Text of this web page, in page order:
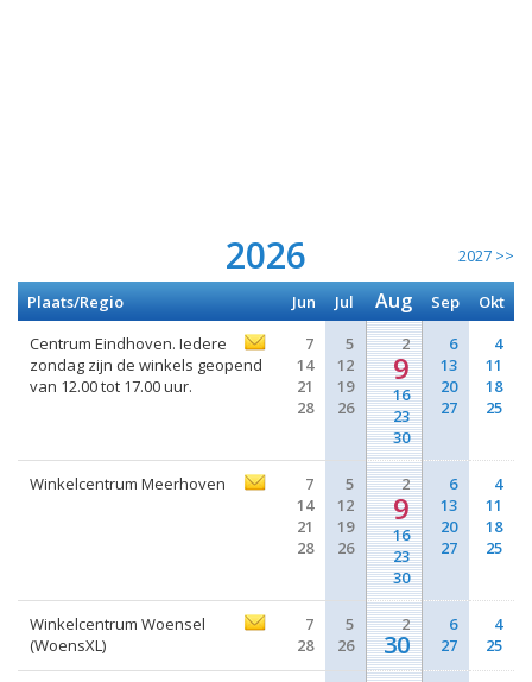
2026 2027 >>
Plaats/Regio Jun Jul Aug Sep
Okt
Centrum Eindhoven. Iedere
zondag zijn de winkels geopend
van 12.00 tot 17.00 uur.
7
14
21
28
5
12
19
26
2
9
16
23
30
6
13
20
27
4
11
18
25
Winkelcentrum Meerhoven
7
14
21
28
5
12
19
26
2
9
16
23
30
6
13
20
27
4
11
18
25
Winkelcentrum Woensel
(WoensXL)
7
28
5
26
2
30
6
27
4
25